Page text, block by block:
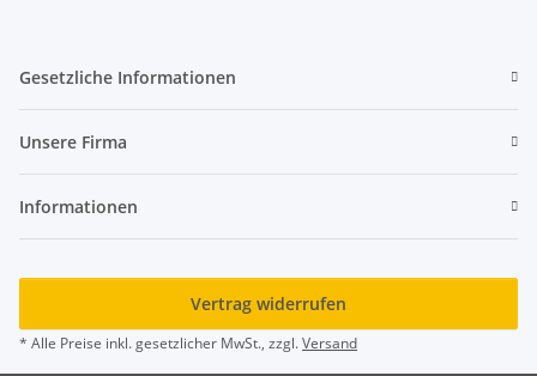
Gesetzliche Informationen
Unsere Firma
Informationen
Vertrag widerrufen
* Alle Preise inkl. gesetzlicher MwSt., zzgl.Versand